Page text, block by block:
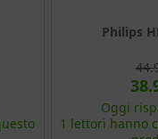
Philips
Oggi
1 lettori hanno